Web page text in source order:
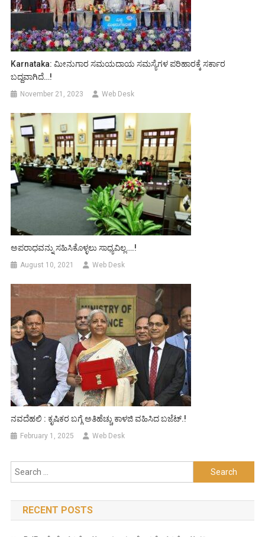
Karnataka: ಮೀನುಗಾರ ಸಮಯದಾಯ ಸಮಸ್ಯೆಗಳ ಪರಿಹಾರಕ್ಕೆ ಸರ್ಕಾರ
ಬದ್ದವಾಗಿದೆ…!
November 21, 2023 Web Desk
ಅಪರಾಧವನ್ನು ಸಹಿಸಿಕೊಳ್ಳಲು ಸಾಧ್ಯವಿಲ್ಲ….!
August 10, 2021 Web Desk
ನವದೆಹಲಿ : ಕೃಷಿಕರ ಬಗ್ಗೆ ಅತಿಹೆಚ್ಚು ಕಾಳಜಿ ವಹಿಸಿದ ಬಜೆಟ್.!
February 1, 2025 Web Desk
Search
for:
RECENT POSTS